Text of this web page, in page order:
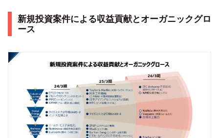
新規投資案件による収益貢献とオーガニックグロ
ース